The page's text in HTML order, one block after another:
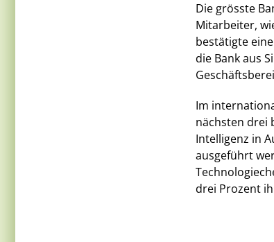
Die grösste
Mitarbeiter,
bestätigte
die Bank aus
Im
nächsten drei
Intelligenz in
ausgeführt
drei Prozent